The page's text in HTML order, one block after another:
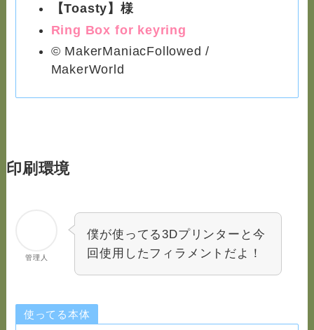
【Toasty】様
Ring Box for keyring
© MakerManiacFollowed /
MakerWorld
印刷環境
管理人
僕が使ってる3Dプリンターと今
回使用したフィラメントだよ！
使ってる本体